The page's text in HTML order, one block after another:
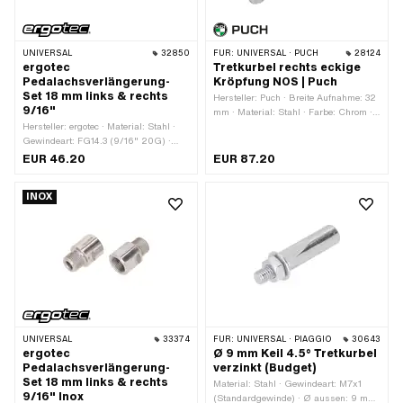
UNIVERSAL 32850
ergotec
Pedalachsverlängerung-
Set 18 mm links & rechts
9/16"
Hersteller: ergotec · Material: Stahl ·
Gewindeart: FG14.3 (9/16" 20G) ·
Farbe: anthrazit · Oberfläche:
EUR 46.20
FÜR: UNIVERSAL · PUCH 28124
Tretkurbel rechts eckige
Kröpfung NOS | Puch
Hersteller: Puch · Breite Aufnahme: 32
mm · Material: Stahl · Farbe: Chrom ·
Mitte): 160 mm · Oberfläche: verchromt
EUR 87.20
INOX
UNIVERSAL 33374
ergotec
Pedalachsverlängerung-
Set 18 mm links & rechts
9/16" Inox
FÜR: UNIVERSAL · PIAGGIO 30643
Ø 9 mm Keil 4.5° Tretkurbel
verzinkt (Budget)
Material: Stahl · Gewindeart: M7x1
(Standardgewinde) · Ø aussen: 9 mm